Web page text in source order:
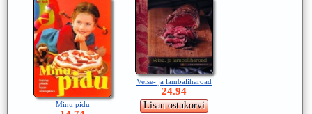
Minu pidu
Veise- ja lambaliharoad
24.94